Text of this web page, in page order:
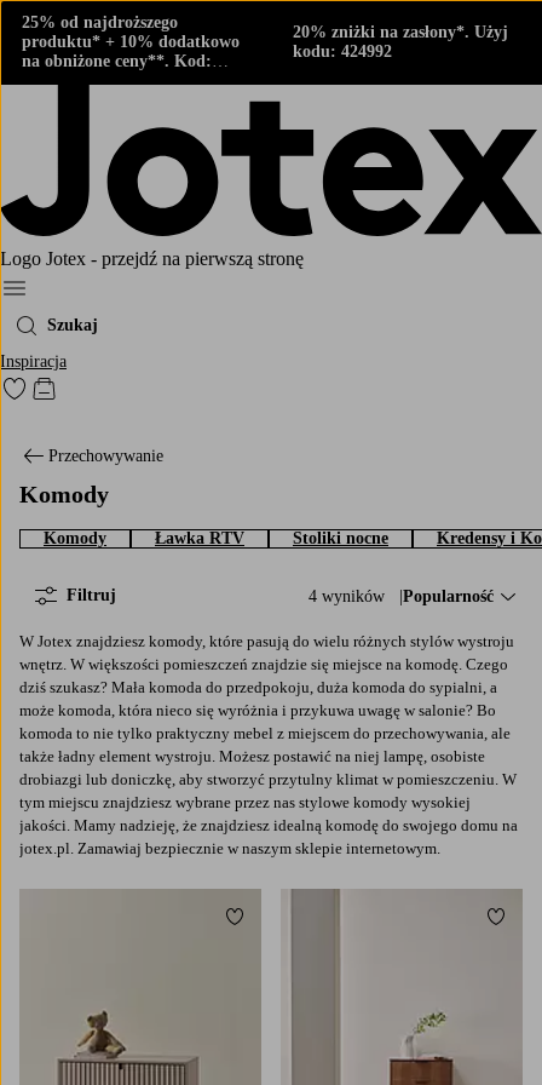
25% od najdroższego
produktu* + 10% dodatkowo
na obniżone ceny**. Kod:
424882
20% zniżki na zasłony*. Użyj
kodu: 424992
Logo Jotex - przejdź na pierwszą stronę
Menu
Szukaj
Inspiracja
Przejdź do ulubionych oznaczonych produktów
Przejdź do koszyka
Przechowywanie
Komody
Komody Ławka RTV Stoliki nocne Kredensy i
4 wyników Sortuj według:
Popularność
Filtruj
W Jotex znajdziesz komody, które pasują do wielu różnych stylów wystroju
wnętrz. W większości pomieszczeń znajdzie się miejsce na komodę. Czego
dziś szukasz? Mała komoda do przedpokoju, duża komoda do sypialni, a
może komoda, która nieco się wyróżnia i przykuwa uwagę w salonie? Bo
komoda to nie tylko praktyczny mebel z miejscem do przechowywania, ale
także ładny element wystroju. Możesz postawić na niej lampę, osobiste
drobiazgi lub doniczkę, aby stworzyć przytulny klimat w pomieszczeniu. W
tym miejscu znajdziesz wybrane przez nas stylowe komody wysokiej
jakości. Mamy nadzieję, że znajdziesz idealną komodę do swojego domu na
jotex.pl. Zamawiaj bezpiecznie w naszym sklepie internetowym.
Dodaj do ulubionych